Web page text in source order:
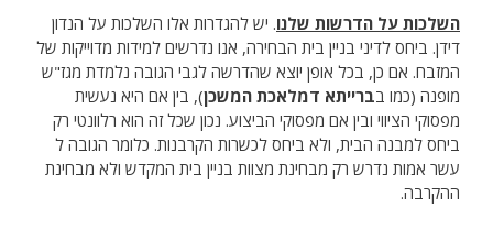
השלכות על הדרשות שלנו. יש להגדרות אלו השלכות על הנדון
דידן. ביחס לדיני בניין בית הבחירה, אנו נדרשים למידות מדוייקות של
המזבח. אם כן, בכל אופן יוצא שהדרשה לגבי הגובה נלמדת מגז"ש
מופנה (כמו בברייתא דמלאכת המשכן), בין אם היא נעשית
מפסוקי הציווי ובין אם מפסוקי הביצוע. נכון שכל זה הוא רלוונטי רק
ביחס למבנה הבית, ולא ביחס לכשרות הקרבנות. כלומר הגובה ל
עשר אמות נדרש רק מבחינת מצוות בניין בית המקדש ולא מבחינת
ההקרבה.